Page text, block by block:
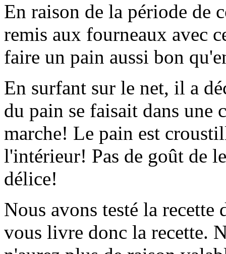
En raison de la période de
remis aux fourneaux avec
faire un pain aussi bon
En surfant sur le net, il a
du pain se faisait dans une
marche! Le pain est
l'intérieur! Pas de goût de
délice!
Nous avons testé la
vous livre donc la recette.